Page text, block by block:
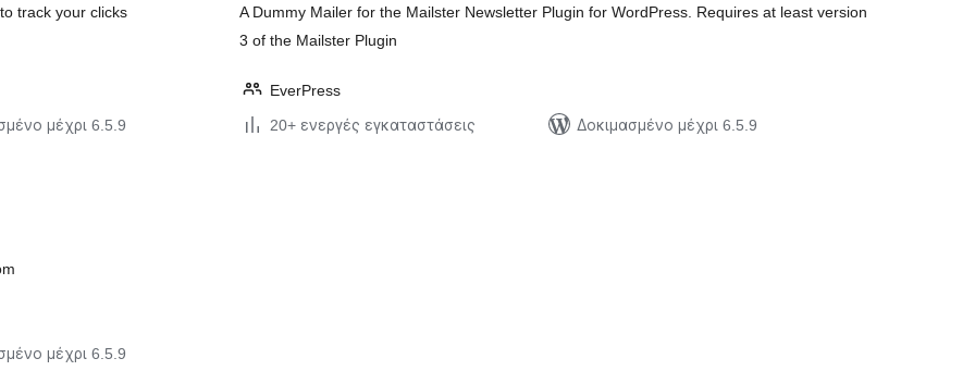
track your clicks
μέχρι 6.5.9
A Dummy Mailer for the Mailster Newsletter Plugin for WordPress. Requires at least version
3 of the Mailster Plugin
EverPress
20+ ενεργές εγκαταστάσεις
Δοκιμασμένο μέχρι 6.5.9
μέχρι 6.5.9